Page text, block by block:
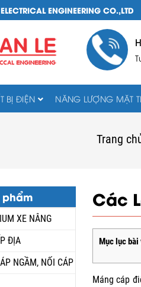
ENGINEERING CO.,LTD
BỊ ĐIỆN NĂNG LƯỢNG MẶT
Trang
phẩm
XE NÂNG
ĐỊA
NGẦM, NỐI CÁP
Các
Mục lục
Máng cáp